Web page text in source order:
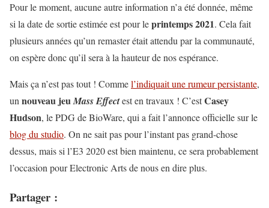
Pour le moment, aucune autre information n’a été donnée, même
si la date de sortie estimée est pour leprintemps 2021. Cela fait
plusieurs années qu’un remaster était attendu par la communauté,
on espère donc qu’il sera à la hauteur de nos espérance.
Mais ça n’est pas tout ! Commel’indiquait une rumeur persistante,
un nouveau jeuMass Effectest en travaux ! C’estCasey
Hudson, le PDG de BioWare, qui a fait l’annonce officielle sur le
blog du studio. On ne sait pas pour l’instant pas grand-chose
dessus, mais si l’E3 2020 est bien maintenu, ce sera probablement
l’occasion pour Electronic Arts de nous en dire plus.
Partager :